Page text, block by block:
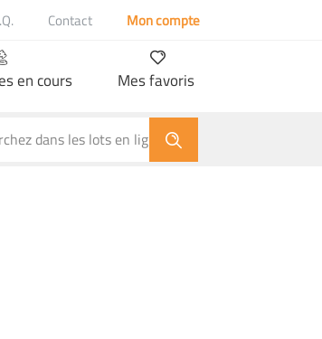
Contact Mon compte
en cours Mes favoris